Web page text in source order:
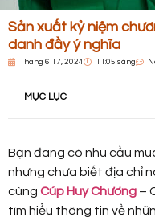
Sản xuất kỷ niệm
danh đầy ý nghĩa
Tháng 6 17, 2024 11:05 sáng
MỤC LỤC
Bạn đang có nhu cầu
nhưng chưa biết địa chỉ
cùng Cúp Huy Chương –
tìm hiểu thông tin về